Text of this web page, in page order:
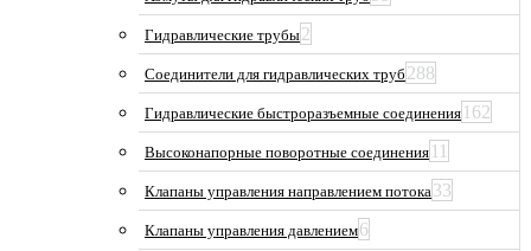
Гидравлические трубы2
Соединители для гидравлических труб 288
Гидравлические быстроразъемные соединения 162
Высоконапорные поворотные соединения 11
Клапаны управления направлением потока33
Клапаны управления давлением6